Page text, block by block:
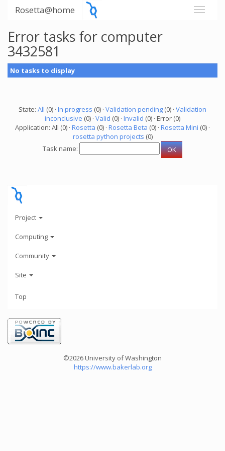
Rosetta@home
Error tasks for computer
3432581
No tasks to display
State: All (0) · In progress (0) · Validation pending (0) · Validation
inconclusive (0) · Valid (0) · Invalid (0) · Error (0)
Application: All (0) · Rosetta (0) · Rosetta Beta (0) · Rosetta Mini (0) ·
rosetta python projects (0)
Task name:
Project
Computing
Community
Site
Top
©2026 University of Washington
https://www.bakerlab.org